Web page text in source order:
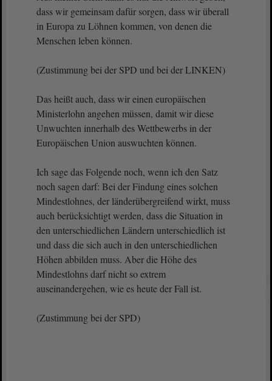
dass wir gemeinsam dafür sorgen, dass wir überall
in Europa zu Löhnen kommen, von denen die
Menschen leben können.
(Zustimmung bei der SPD und bei der LINKEN)
Das heißt auch, dass wir einen europäischen
Ministerlohn angehen müssen, damit wir diese
Unwuchten innerhalb des Wettbewerbs in der
Europäischen Union auswuchten können.
Ich sage das Folgende noch, wenn ich den Satz
noch sagen darf: Bei der Findung eines solchen
Mindestlohnes, der länderübergreifend wirkt, muss
auch berücksichtigt werden, dass die Situation in
den unterschiedlichen Ländern unterschiedlich ist
und dass die sich auch in den unterschiedlichen
Höhen abbilden muss. Aber die Höhe des
Mindestlohns darf nicht so extrem
auseinandergehen, wie es heute der Fall ist.
(Zustimmung bei der SPD)